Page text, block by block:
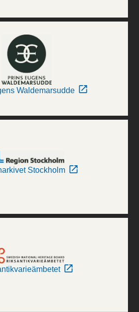
Waldemarsudde
Stockholm